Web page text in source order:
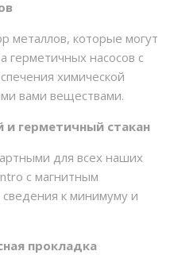
металлов, которые могут
герметичных насосов с
химической
вами веществами.
и герметичный стакан
для всех наших
с магнитным
к минимуму и
прокладка